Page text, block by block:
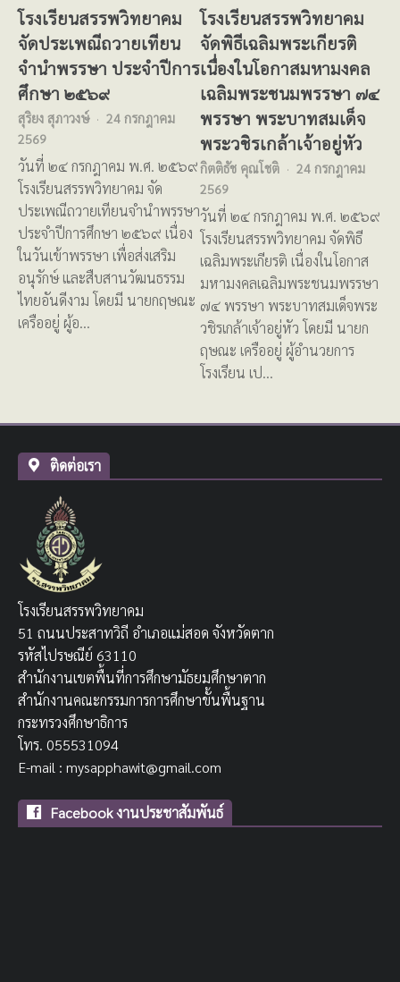
โรงเรียนสรรพวิทยาคม
จัดประเพณีถวายเทียน
จำนำพรรษา ประจำปีการ
ศึกษา ๒๕๖๙
สุริยง สุภาวงษ์
24 กรกฎาคม
2569
วันที่ ๒๔ กรกฎาคม พ.ศ. ๒๕๖๙
โรงเรียนสรรพวิทยาคม จัด
ประเพณีถวายเทียนจำนำพรรษา
ประจำปีการศึกษา ๒๕๖๙ เนื่อง
ในวันเข้าพรรษา เพื่อส่งเสริม
อนุรักษ์ และสืบสานวัฒนธรรม
ไทยอันดีงาม โดยมี นายกฤษณะ
เครืออยู่ ผู้อ…
โรงเรียนสรรพวิทยาคม
จัดพิธีเฉลิมพระเกียรติ
เนื่องในโอกาสมหามงคล
เฉลิมพระชนมพรรษา ๗๔
พรรษา พระบาทสมเด็จ
พระวชิรเกล้าเจ้าอยู่หัว
กิตติธัช คุณโชติ
24 กรกฎาคม
2569
วันที่ ๒๔ กรกฎาคม พ.ศ. ๒๕๖๙
โรงเรียนสรรพวิทยาคม จัดพิธี
เฉลิมพระเกียรติ เนื่องในโอกาส
มหามงคลเฉลิมพระชนมพรรษา
๗๔ พรรษา พระบาทสมเด็จพระ
วชิรเกล้าเจ้าอยู่หัว โดยมี นายก
ฤษณะ เครืออยู่ ผู้อำนวยการ
โรงเรียน เป…
ติดต่อเรา
โรงเรียนสรรพวิทยาคม
51 ถนนประสาทวิถี อำเภอแม่สอด จังหวัดตาก
รหัสไปรษณีย์ 63110
สำนักงานเขตพื้นที่การศึกษามัธยมศึกษาตาก
สำนักงานคณะกรรมการการศึกษาขั้นพื้นฐาน
กระทรวงศึกษาธิการ
โทร. 055531094
E-mail : mysapphawit@gmail.com
Facebook งานประชาสัมพันธ์